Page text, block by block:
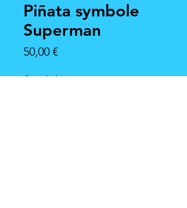
Piñata symbole
Superman
50,00 €Precio
Cantidad *